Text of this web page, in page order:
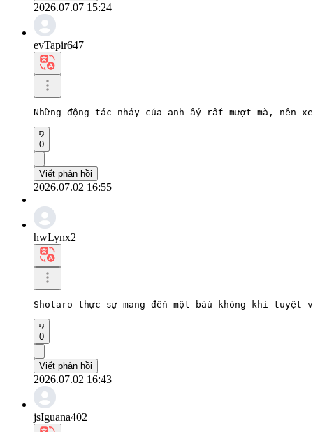
2026.07.07 15:24
evTapir647
Những động tác nhảy của anh ấy rất mượt mà, nên
0
Viết phản hồi
2026.07.02 16:55
hwLynx2
Shotaro thực sự mang đến một bầu không khí
0
Viết phản hồi
2026.07.02 16:43
jsIguana402